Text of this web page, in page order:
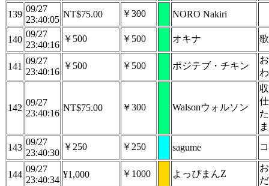
139
09/27
23:40:05
NT$75.00 ￥300 NORO Nakiri
140
09/27
23:40:16
￥500 ￥500 オキナ
141
09/27
23:40:16
￥500 ￥500 ポジテブ・チキン
142
09/27
23:40:16
NT$75.00 ￥300 Walsonウォルソン
143
09/27
23:40:30
￥250 ￥250 sagume
144
09/27
23:40:34
¥1,000 ￥1000 よっぴまんZ